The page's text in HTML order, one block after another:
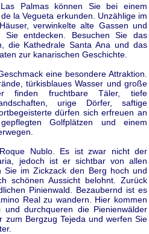
Palmas können Sie bei einem
la Vegueta erkunden. Unzählige im
verwinkelte alte Gassen und
Sie entdecken. Besuchen Sie das
die Kathedrale Santa Ana und das
zur kanarischen Geschichte.
eine besondere Attraktion.
türkisblaues Wasser und große
finden fruchtbare Täler, tiefe
urige Dörfer, saftige
dürfen sich erfreuen an
Golfplätzen und einem
Nublo. Es ist zwar nicht der
jedoch ist er sichtbar von allen
Sie im Zickzack den Berg hoch und
schönen Aussicht belohnt. Zurück
Pinienwald. Bezaubernd ist es
Real zu wandern. Hier kommen
durchqueren die Pienienwälder
zum Bergzug Tejeda und werfen Sie